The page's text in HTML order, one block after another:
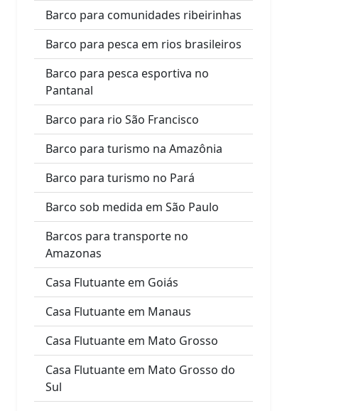
Barco para comunidades ribeirinhas
Barco para pesca em rios brasileiros
Barco para pesca esportiva no
Pantanal
Barco para rio São Francisco
Barco para turismo na Amazônia
Barco para turismo no Pará
Barco sob medida em São Paulo
Barcos para transporte no
Amazonas
Casa Flutuante em Goiás
Casa Flutuante em Manaus
Casa Flutuante em Mato Grosso
Casa Flutuante em Mato Grosso do
Sul